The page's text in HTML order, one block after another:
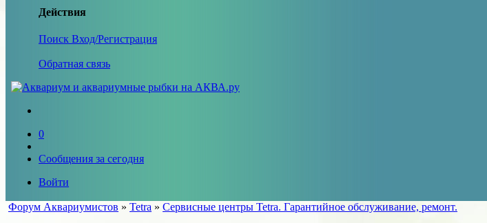
Действия
Поиск Вход/Регистрация
Обратная связь
0
Сообщения за сегодня
Войти
Форум Аквариумистов » Tetra » Сервисные центры Tetra. Гарантийное обслуживание, ремонт.